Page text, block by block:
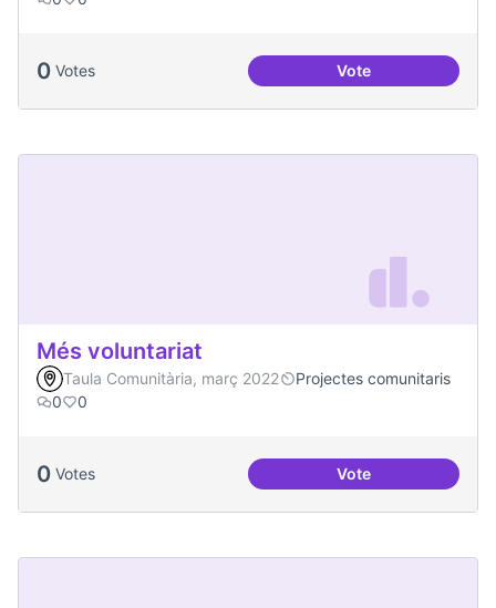
0 Votes VoteProjecte Xarxa
Més voluntariat
Taula Comunitària, març 2022
Projectes comunitaris
0
0
0 Votes VoteMés voluntariat